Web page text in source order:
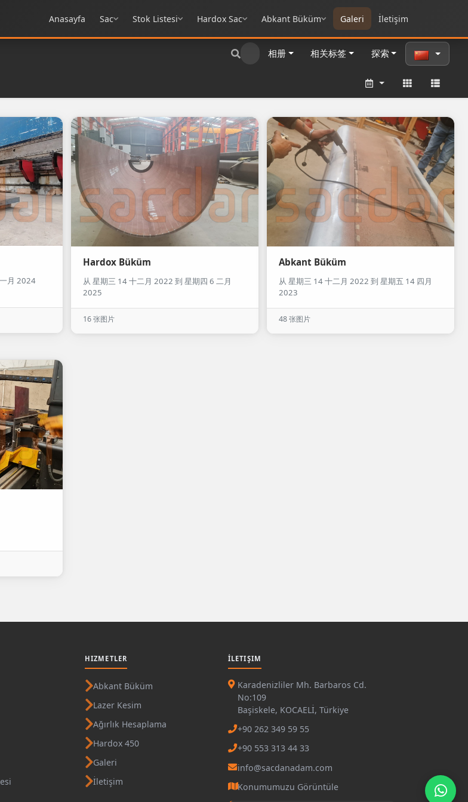
Anasayfa Sac Stok Listesi Hardox Sac Abkant Büküm Galeri İletişim
相册 相关标签 探索
月 2024
Hardox Büküm
从 星期三 14 十二月 2022 到 星期四 6 二月
2025
16 张图片
Abkant Büküm
从 星期三 14 十二月 2022 到 星期五 14 四月
2023
48 张图片
HIZMETLER
Abkant Büküm
Lazer Kesim
Ağırlık Hesaplama
Hardox 450
Galeri
İletişim
İLETIŞIM
Karadenizliler Mh. Barbaros Cd.
No:109
Başiskele, KOCAELİ, Türkiye
+90 262 349 59 55
+90 553 313 44 33
info@sacdanadam.com
Konumumuzu Görüntüle